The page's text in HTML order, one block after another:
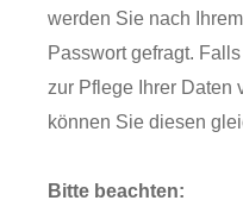
werden Sie nach
Passwort gefragt.
zur Pflege Ihrer Daten
können Sie diesen
Bitte beachten: